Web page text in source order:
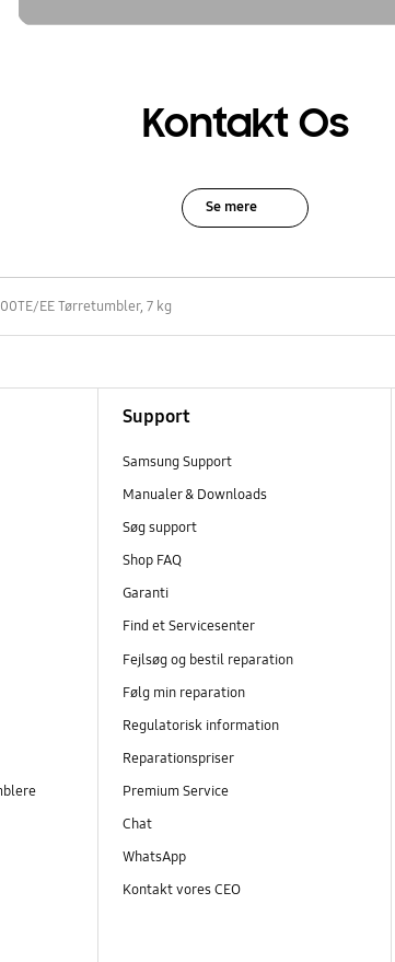
Kontakt Os
Se mere
EE Tørretumbler, 7 kg
Support
Samsung Support
Manualer & Downloads
Søg support
Shop FAQ
Garanti
Find et Servicesenter
Fejlsøg og bestil reparation
Følg min reparation
Regulatorisk information
Reparationspriser
Premium Service
Chat
WhatsApp
Kontakt vores CEO